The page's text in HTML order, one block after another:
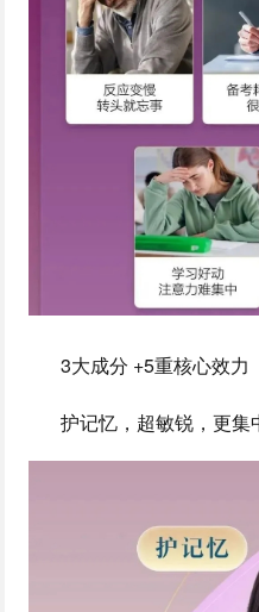
3大成分 +5重核心效力
护记忆，超敏锐，更集